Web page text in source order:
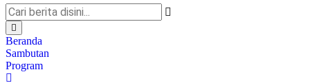
Beranda
Sambutan
Program